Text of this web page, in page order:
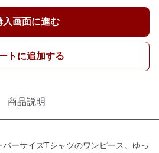
入画面に進む
トに追加する
商品説明
バーサイズTシャツのワンピース。ゆっ